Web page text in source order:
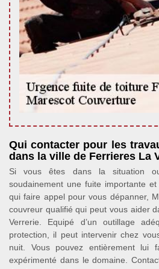
Qui contacter pour les
dans la ville de Ferrieres La
Si vous êtes dans la situation
soudainement une fuite importante
qui faire appel pour vous dépanner,
couvreur qualifié qui peut vous aider
Verrerie. Equipé d’un outillage
protection, il peut intervenir chez
nuit. Vous pouvez entièrement lui
expérimenté dans le domaine.